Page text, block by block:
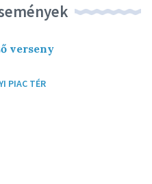
verseny
PIAC TÉR